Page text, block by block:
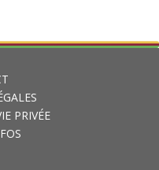
PRIVÉE